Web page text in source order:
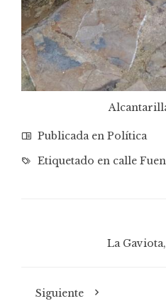
Publicada en Política
Etiquetado en calle
La
Siguiente